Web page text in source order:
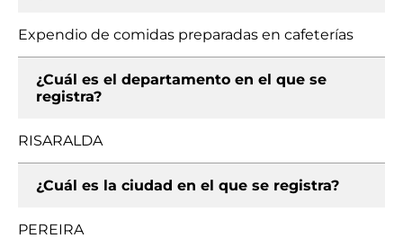
Expendio de comidas preparadas en cafeterías
¿Cuál es el departamento en el que se
registra?
RISARALDA
¿Cuál es la ciudad en el que se registra?
PEREIRA